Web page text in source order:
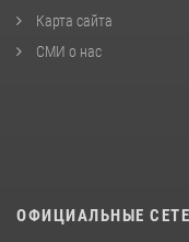
Карта сайта
СМИ о нас
ОФИЦИАЛЬНЫЕ